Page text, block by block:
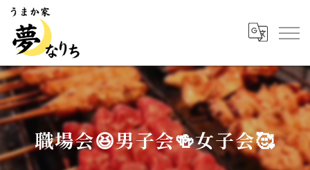
職場会😆男子会🍻女子会🥰